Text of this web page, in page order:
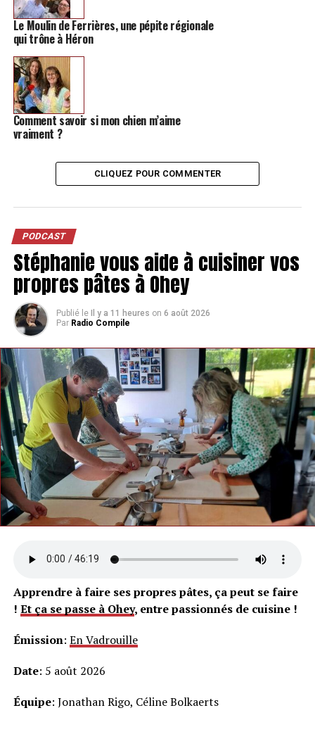
Le Moulin de Ferrières, une pépite régionale
qui trône à Héron
Comment savoir si mon chien m’aime
vraiment ?
CLIQUEZ POUR COMMENTER
PODCAST
Stéphanie vous aide à cuisiner vos
propres pâtes à Ohey
Publié le Il y a 11 heures on 6 août 2026
Par Radio Compile
Apprendre à faire ses propres pâtes, ça peut se faire
! Et ça se passe à Ohey, entre passionnés de cuisine !
Émission: En Vadrouille
Date: 5 août 2026
Équipe: Jonathan Rigo, Céline Bolkaerts